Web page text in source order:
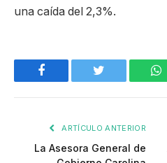
una caída del 2,3%.
Facebook Twitter
ARTÍCULO ANTERIOR
La Asesora General de